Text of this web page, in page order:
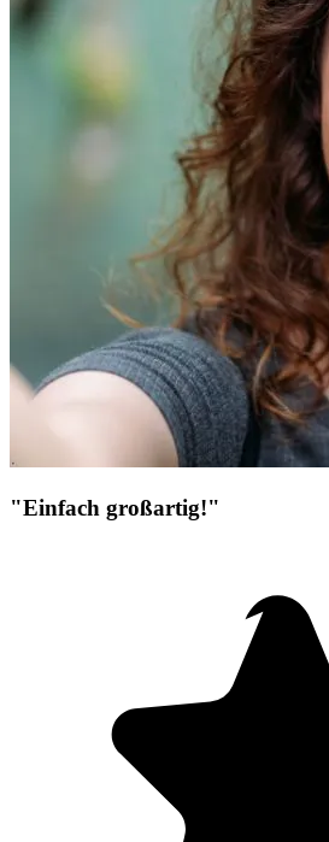
"Einfach großartig!"